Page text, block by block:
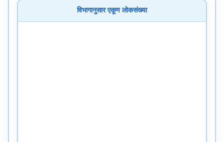
विभागानुसार एकूण लोकसंख्या